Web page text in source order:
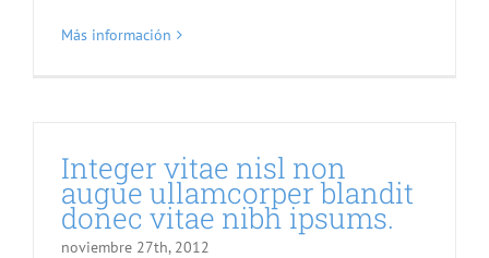
Más información
Integer vitae nisl non
augue ullamcorper blandit
donec vitae nibh ipsums.
noviembre 27th, 2012